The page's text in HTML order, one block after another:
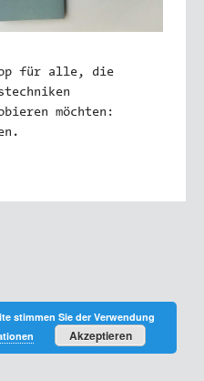
für alle, die
möchten:
stimmen Sie der Verwendung
Akzeptieren